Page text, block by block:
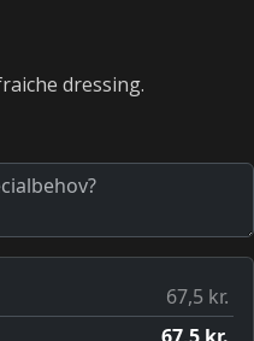
dressing.